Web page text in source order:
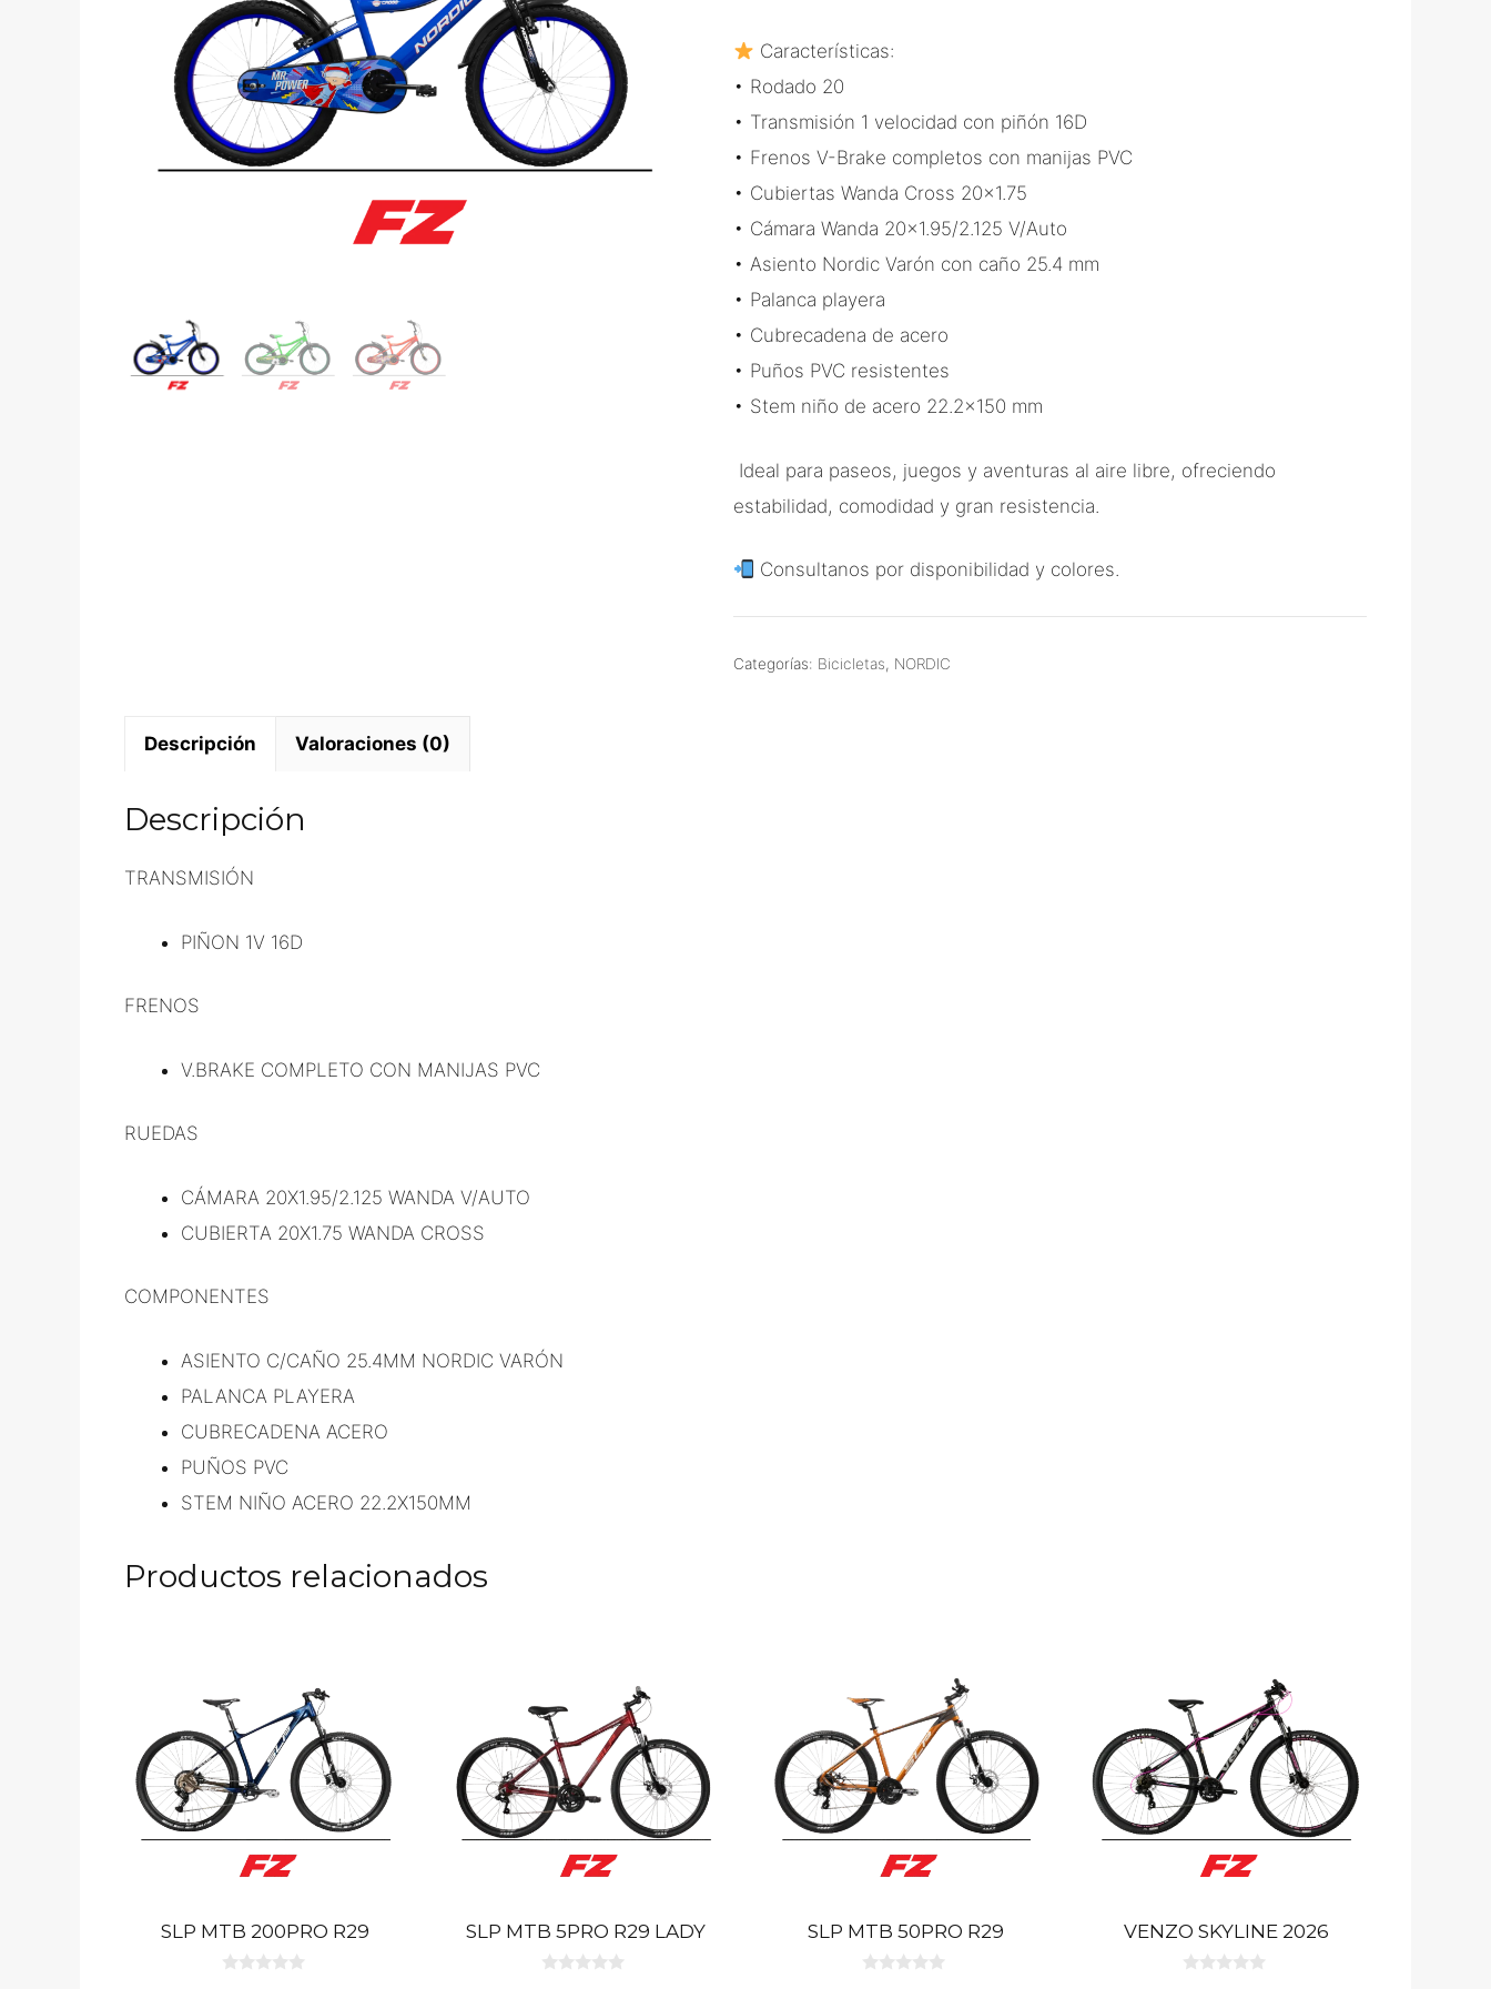
Características:
• Rodado 20
• Transmisión 1 velocidad con piñón 16D
• Frenos V-Brake completos con manijas PVC
• Cubiertas Wanda Cross 20×1.75
• Cámara Wanda 20×1.95/2.125 V/Auto
• Asiento Nordic Varón con caño 25.4 mm
• Palanca playera
• Cubrecadena de acero
• Puños PVC resistentes
• Stem niño de acero 22.2×150 mm
Ideal para paseos, juegos y aventuras al aire libre, ofreciendo
estabilidad, comodidad y gran resistencia.
Consultanos por disponibilidad y colores.
Categorías: Bicicletas, NORDIC
Descripción Valoraciones (0)
Descripción
TRANSMISIÓN
PIÑON 1V 16D
FRENOS
V.BRAKE COMPLETO CON MANIJAS PVC
RUEDAS
CÁMARA 20X1.95/2.125 WANDA V/AUTO
CUBIERTA 20X1.75 WANDA CROSS
COMPONENTES
ASIENTO C/CAÑO 25.4MM NORDIC VARÓN
PALANCA PLAYERA
CUBRECADENA ACERO
PUÑOS PVC
STEM NIÑO ACERO 22.2X150MM
Productos relacionados
SLP MTB 200PRO R29 SLP MTB 5PRO R29 LADY SLP MTB 50PRO R29 VENZO SKYLINE 2026